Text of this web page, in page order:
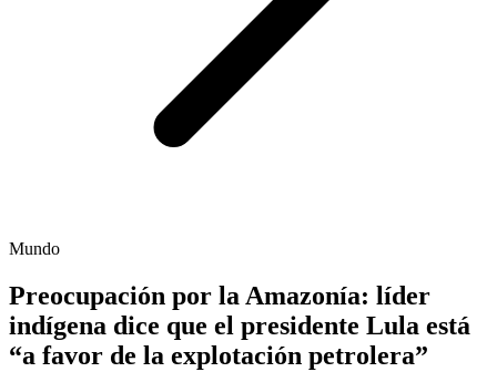
Mundo
Preocupación por la Amazonía: líder
indígena dice que el presidente Lula está
“a favor de la explotación petrolera”